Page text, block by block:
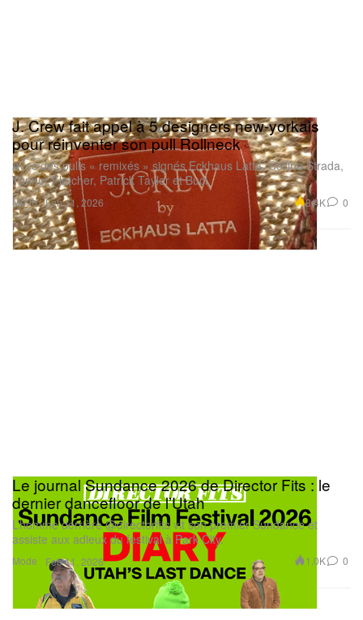
Mode
J. Crew fait appel à 5 designers new-yorkais
pour réinventer son pull Rollneck
Avec des pulls « remixés » signés Eckhaus Latta, Collina Strada,
Tanner Fletcher, Patrick Taylor et Buci.
Feb 11, 2026 8.4K 0
Mode
Le journal Sundance 2026 de Director Fits : le
dernier dancefloor de l’Utah
L’homme derrière @directorfits vit son premier Sundance et
assiste aux adieux du festival à Park City.
Feb 11, 2026 1.0K 0